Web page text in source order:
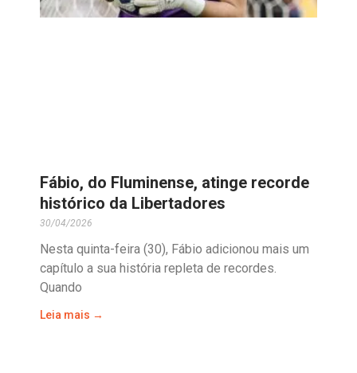
Fábio, do Fluminense, atinge recorde
histórico da Libertadores
30/04/2026
Nesta quinta-feira (30), Fábio adicionou mais um
capítulo a sua história repleta de recordes.
Quando
Leia mais →